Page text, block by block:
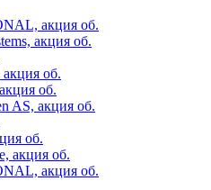
акция об.
акция об.
об.
об.
AS, акция об.
об.
акция об.
акция об.